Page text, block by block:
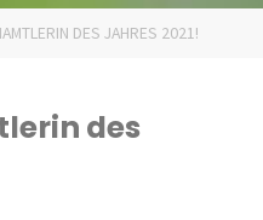
DES JAHRES 2021!
des